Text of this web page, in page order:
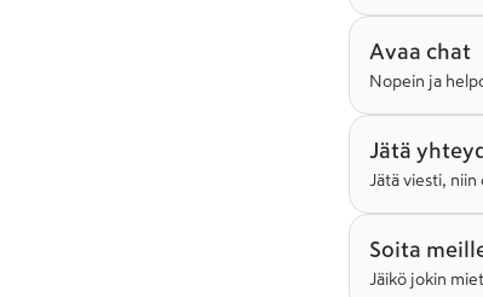
Avaa chat
Nopein ja
Jätä
Jätä viesti,
Soita
Jäikö jokin